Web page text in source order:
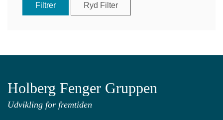
Filtrer Ryd Filter
Holberg Fenger Gruppen
Udvikling for fremtiden